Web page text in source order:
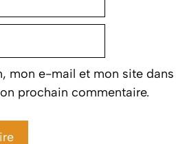
mon e-mail et mon site dans
prochain commentaire.